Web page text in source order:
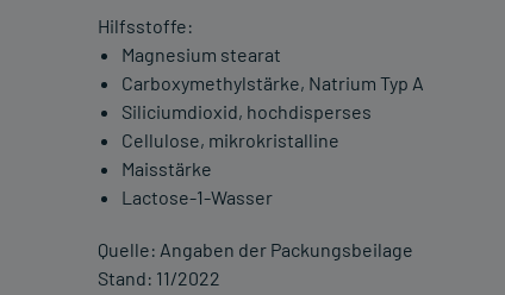
Hilfsstoffe:
Magnesium stearat
Carboxymethylstärke, Natrium Typ A
Siliciumdioxid, hochdisperses
Cellulose, mikrokristalline
Maisstärke
Lactose-1-Wasser
Quelle: Angaben der Packungsbeilage
Stand: 11/2022